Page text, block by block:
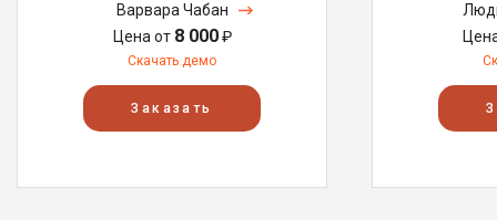
Варвара Чабан
Цена от 8 000₽
Скачать демо
Заказать